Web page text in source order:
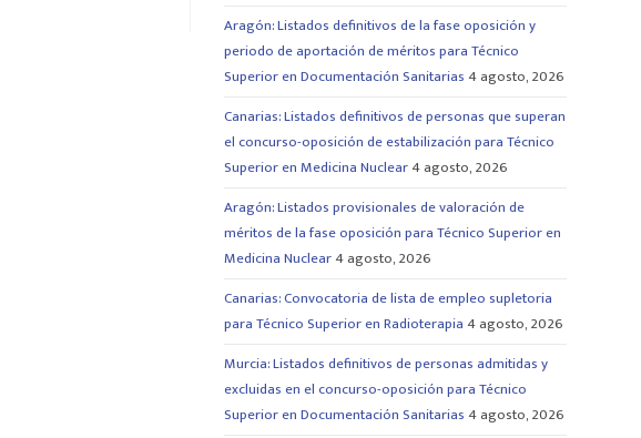
Aragón: Listados definitivos de la fase oposición y
periodo de aportación de méritos para Técnico
Superior en Documentación Sanitarias4 agosto, 2026
Canarias: Listados definitivos de personas que superan
el concurso-oposición de estabilización para Técnico
Superior en Medicina Nuclear4 agosto, 2026
Aragón: Listados provisionales de valoración de
méritos de la fase oposición para Técnico Superior en
Medicina Nuclear4 agosto, 2026
Canarias: Convocatoria de lista de empleo supletoria
para Técnico Superior en Radioterapia4 agosto, 2026
Murcia: Listados definitivos de personas admitidas y
excluidas en el concurso-oposición para Técnico
Superior en Documentación Sanitarias4 agosto, 2026